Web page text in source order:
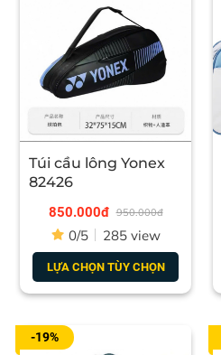
Túi cầu lông Yonex
82426
850.000đ 950.000đ
0/5 285 view
LỰA CHỌN TÙY CHỌN
-19%